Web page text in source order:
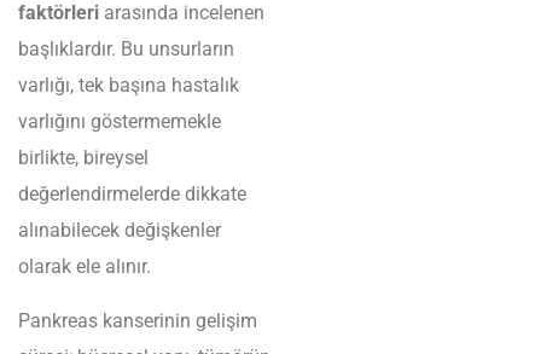
faktörleri arasında incelenen
başlıklardır. Bu unsurların
varlığı, tek başına hastalık
varlığını göstermemekle
birlikte, bireysel
değerlendirmelerde dikkate
alınabilecek değişkenler
olarak ele alınır.
Pankreas kanserinin gelişim